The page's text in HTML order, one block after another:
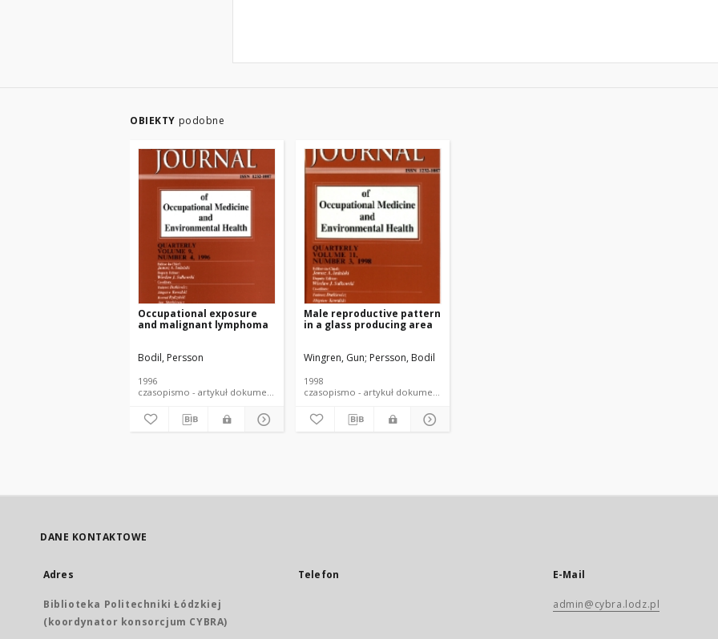
OBIEKTY podobne
Occupational exposure
and malignant lymphoma
Bodil, Persson
1996
czasopismo - artykuł dokument piśmienniczy
Male reproductive pattern
in a glass producing area
Wingren, Gun Persson, Bodil
1998
czasopismo - artykuł dokument piśmienniczy
DANE KONTAKTOWE
Adres
Biblioteka Politechniki Łódzkiej
(koordynator konsorcjum CYBRA)
Telefon E-Mail
admin@cybra.lodz.pl